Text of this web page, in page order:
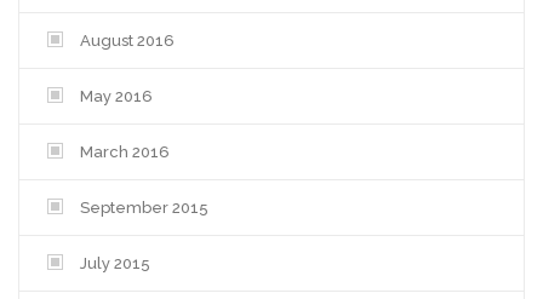
August 2016
May 2016
March 2016
September 2015
July 2015